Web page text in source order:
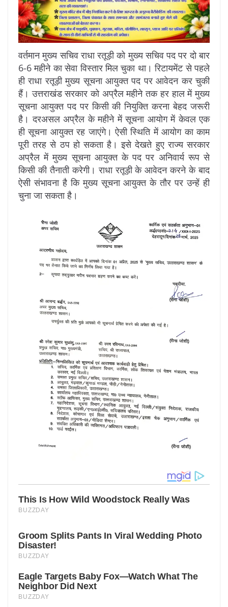
वर्तमान मुख्य सचिव राधा रतूड़ी को मुख्य सचिव पद पर दो बार
6-6 महीने का सेवा विस्तार मिल चुका था। रिटायमेंट से पहले
ही राधा रतूड़ी मुख्य सूचना आयुक्त पद पर आवेदन कर चुकी
हैं। उत्तराखंड सरकार को अप्रैल महीने तक हर हाल में मुख्य
सूचना आयुक्त पद पर किसी की नियुक्ति करना बेहद जरूरी
है। दरअसल अप्रैल के महीने में सूचना आयोग में केवल एक
ही सूचना आयुक्त रह जाएंगे। ऐसी स्थिति में आयोग का काम
पूरी तरह से ठप हो सकता है। इसे देखते हुए राज्य सरकार
अप्रैल में मुख्य सूचना आयुक्त के पद पर अनिवार्य रूप से
किसी की तैनाती करेगी। राधा रतूड़ी के आवेदन करने के बाद
ऐसी संभावना है कि मुख्य सूचना आयुक्त के तौर पर उन्हें ही
चुना जा सकता है।